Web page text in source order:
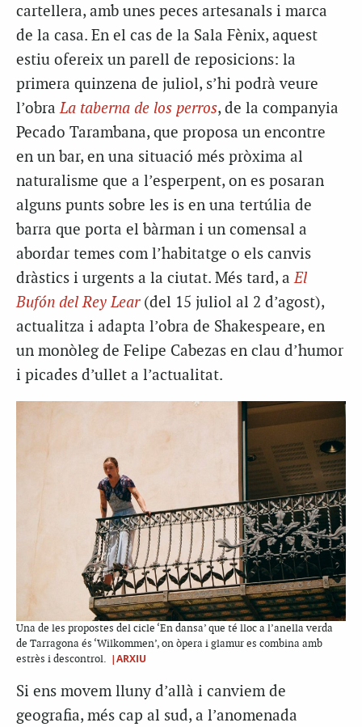
cartellera, amb unes peces artesanals i marca
de la casa. En el cas de la Sala Fènix, aquest
estiu ofereix un parell de reposicions: la
primera quinzena de juliol, s’hi podrà veure
l’obraLa taberna de los perros, de la companyia
Pecado Tarambana, que proposa un encontre
en un bar, en una situació més pròxima al
naturalisme que a l’esperpent, on es posaran
alguns punts sobre les is en una tertúlia de
barra que porta el bàrman i un comensal a
abordar temes com l’habitatge o els canvis
dràstics i urgents a la ciutat. Més tard, aEl
Bufón del Rey Lear(del 15 juliol al 2 d’agost),
actualitza i adapta l’obra de Shakespeare, en
un monòleg de Felipe Cabezas en clau d’humor
i picades d’ullet a l’actualitat.
Una de les propostes del cicle ‘En dansa’ que té lloc a l’anella verda
de Tarragona és ‘Wilkommen’, on òpera i glamur es combina amb
estrès i descontrol. |ARXIU
Si ens movem lluny d’allà i canviem de
geografia, més cap al sud, a l’anomenada